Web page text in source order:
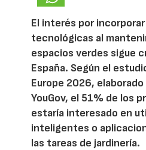
El interés por
tecnológicas al
espacios verdes sigue
España. Según el
Europe 2026,
YouGov, el 51% de los
estaría interesado en
inteligentes o
las tareas de jardinería.